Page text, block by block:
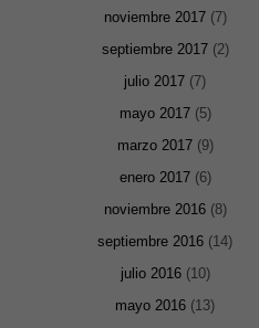
noviembre 2017(7)
septiembre 2017(2)
julio 2017 (7)
mayo 2017(5)
marzo 2017(9)
enero 2017(6)
noviembre 2016(8)
septiembre 2016 (14)
julio 2016(10)
mayo 2016 (13)